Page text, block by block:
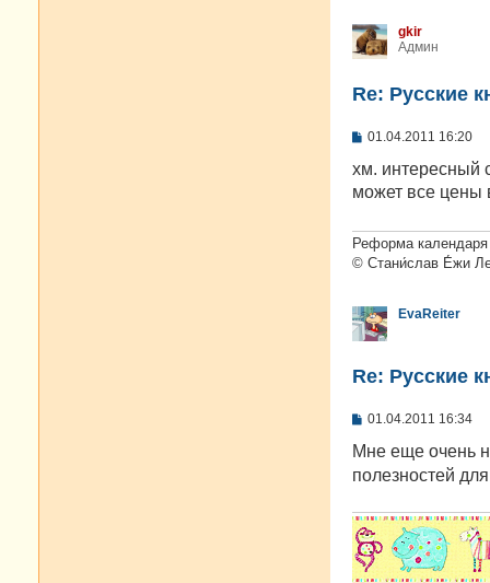
gkir
Админ
Re: Русские
С
о
щ
и
е
01.04.2011 16:20
хм. интересный
может все
Реформа
© Стани́слав Е́жи
EvaReiter
Re: Русские
С
о
щ
н
и
е
01.04.2011 16:34
Мне еще очень
полезностей